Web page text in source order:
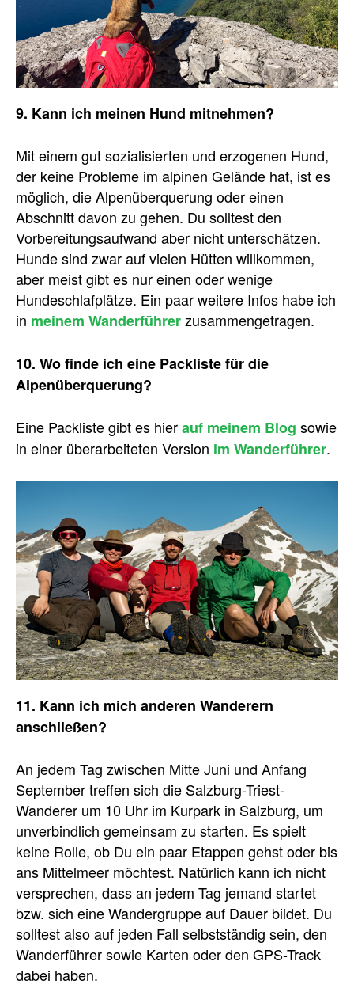
9. Kann ich meinen Hund mitnehmen?
Mit einem gut sozialisierten und erzogenen Hund,
der keine Probleme im alpinen Gelände hat, ist es
möglich, die Alpenüberquerung oder einen
Abschnitt davon zu gehen. Du solltest den
Vorbereitungsaufwand aber nicht unterschätzen.
Hunde sind zwar auf vielen Hütten willkommen,
aber meist gibt es nur einen oder wenige
Hundeschlafplätze. Ein paar weitere Infos habe ich
in meinem Wanderführerzusammengetragen.
10. Wo finde ich eine Packliste für die
Alpenüberquerung?
Eine Packliste gibt es hierauf meinem Blog sowie
in einer überarbeiteten Version im Wanderführer.
11. Kann ich mich anderen Wanderern
anschließen?
An jedem Tag zwischen Mitte Juni und Anfang
September treffen sich die Salzburg-Triest-
Wanderer um 10 Uhr im Kurpark in Salzburg, um
unverbindlich gemeinsam zu starten. Es spielt
keine Rolle, ob Du ein paar Etappen gehst oder bis
ans Mittelmeer möchtest. Natürlich kann ich nicht
versprechen, dass an jedem Tag jemand startet
bzw. sich eine Wandergruppe auf Dauer bildet. Du
solltest also auf jeden Fall selbstständig sein, den
Wanderführer sowie Karten oder den GPS-Track
dabei haben.